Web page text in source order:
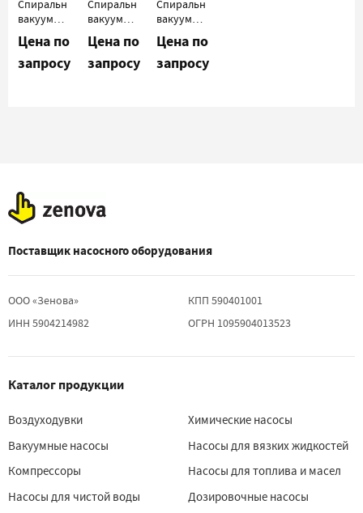
Спиральный
вакуумный
насос
Busch
Fossa FO
Цена по
запросу
Спиральный
вакуумный
насос
Busch
Fossa FO
Цена по
запросу
Спиральный
вакуумный
насос
Busch
Fossa FO
Цена по
запросу
Поставщик насосного оборудования
ООО «Зенова»
ИНН 5904214982
КПП 590401001
ОГРН 1095904013523
Каталог продукции
Воздуходувки
Вакуумные насосы
Компрессоры
Насосы для чистой воды
Химические насосы
Насосы для вязких жидкостей
Насосы для топлива и масел
Дозировочные насосы